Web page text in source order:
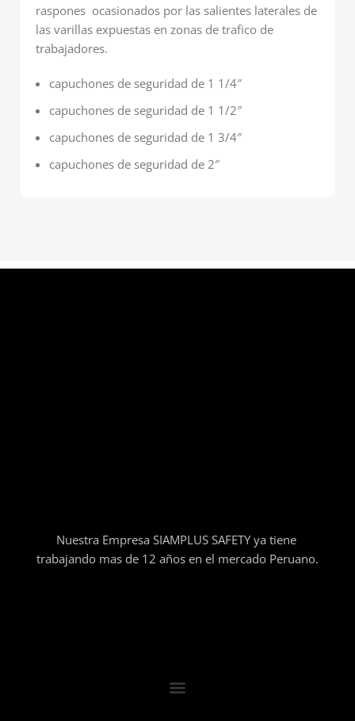
raspones ocasionados por las salientes laterales de
las varillas expuestas en zonas de trafico de
trabajadores.
capuchones de seguridad de 1 1/4″
capuchones de seguridad de 1 1/2″
capuchones de seguridad de 1 3/4″
capuchones de seguridad de 2″
Nuestra Empresa SIAMPLUS SAFETY ya tiene
trabajando mas de 12 años en el mercado Peruano.